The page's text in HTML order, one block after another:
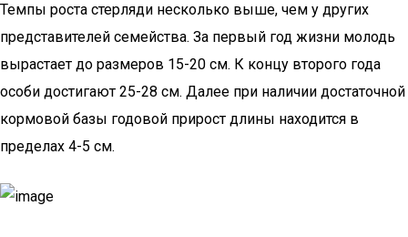
Темпы роста стерляди несколько выше, чем у других
представителей семейства. За первый год жизни молодь
вырастает до размеров 15-20 см. К концу второго года
особи достигают 25-28 см. Далее при наличии достаточной
кормовой базы годовой прирост длины находится в
пределах 4-5 см.